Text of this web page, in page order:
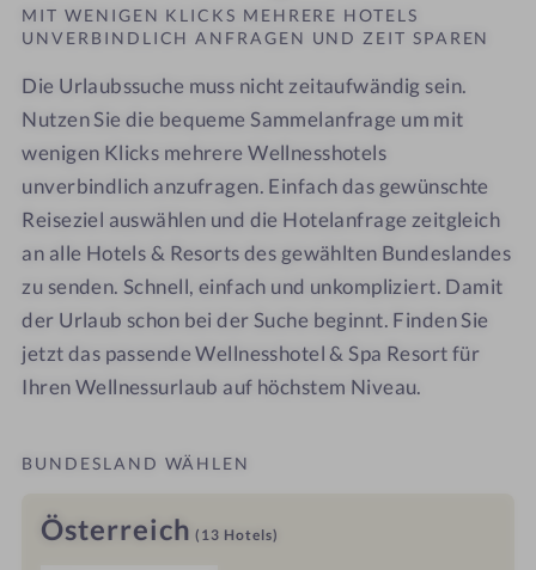
MIT WENIGEN KLICKS MEHRERE HOTELS
UNVERBINDLICH ANFRAGEN UND ZEIT SPAREN
Die Urlaubssuche muss nicht zeitaufwändig sein.
Nutzen Sie die bequeme Sammelanfrage um mit
wenigen Klicks mehrere Wellnesshotels
unverbindlich anzufragen. Einfach das gewünschte
Reiseziel auswählen und die Hotelanfrage zeitgleich
an alle Hotels & Resorts des gewählten Bundeslandes
zu senden. Schnell, einfach und unkompliziert. Damit
der Urlaub schon bei der Suche beginnt. Finden Sie
jetzt das passende Wellnesshotel & Spa Resort für
Ihren Wellnessurlaub auf höchstem Niveau.
BUNDESLAND WÄHLEN
Österreich (13 Hotels)